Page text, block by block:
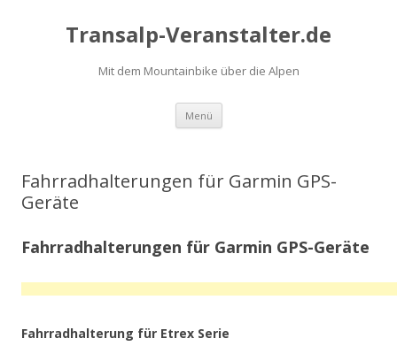
Transalp-Veranstalter.de
Mit dem Mountainbike über die Alpen
Menü Zum
springen
Fahrradhalterungen für Garmin GPS-
Geräte
Fahrradhalterungen für Garmin GPS-Geräte
Fahrradhalterung für Etrex Serie